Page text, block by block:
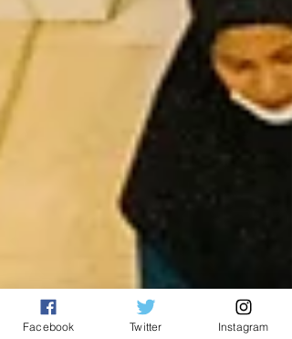
Facebook Twitter Instagram